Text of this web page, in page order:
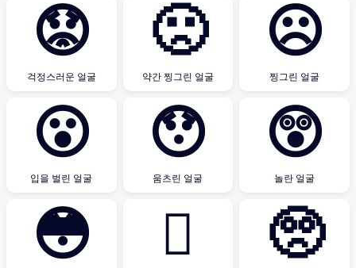
😟
걱정스러운 얼굴
🙁
약간 찡그린 얼굴
☹
찡그린 얼굴
😮
입을 벌린 얼굴
😯
움츠린 얼굴
😲
놀란 얼굴
😳 🫪 🥺